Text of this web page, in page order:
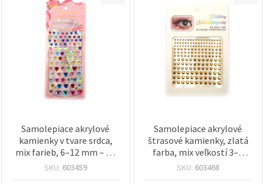
Samolepiace akrylové
kamienky v tvare srdca,
mix farieb, 6–12 mm – 83
ks
SKU: 603459
Samolepiace akrylové
štrasové kamienky, zlatá
farba, mix veľkostí 3–6
mm, 165 ks
SKU: 603468